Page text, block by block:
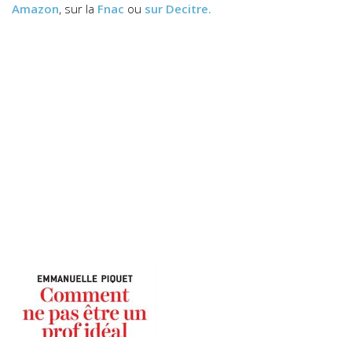
Amazon, sur la Fnac ou sur Decitre.